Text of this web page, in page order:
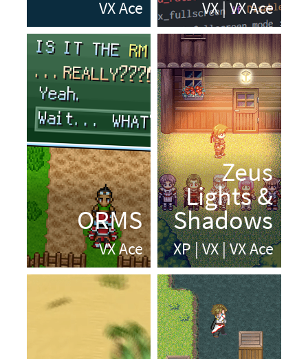
Interrupteurs et variables
Documentation
Questions fréquentes
Caractéristiques et formules
Format des ressources
Exporter son jeu
Problèmes fréquents
Trucs et astuces
Travailler en équipe
Téléportation réaliste
Passer sur et sous un pont
Changer le splash screen
Installer un script